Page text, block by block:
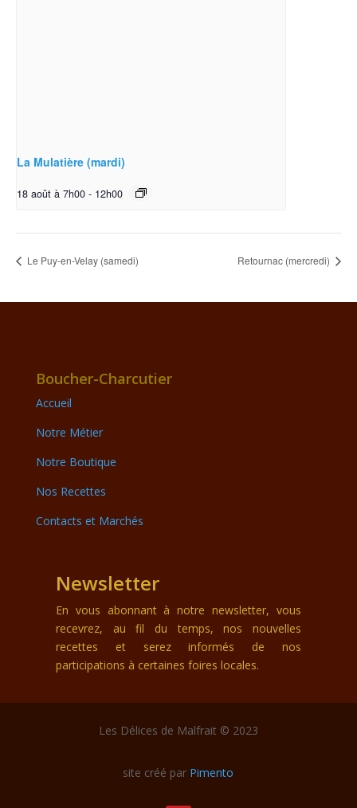
La Mulatière (mardi)
18 août à 7h00 - 12h00
Le Puy-en-Velay (samedi) Retournac (mercredi)
Boucher-Charcutier
Accueil
Notre Métier
Notre Boutique
Nos Recettes
Contacts et Marchés
Newsletter
En vous abonnant à notre newsletter, vous
recevrez, au fil du temps, nos nouvelles
recettes et serez informés de nos
participations à certaines foires locales.
Les Délices de Malfrait © 2023
site créé par Pimento